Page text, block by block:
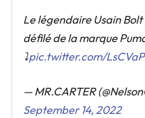
Le légendaire Usain
défilé de la marque
⤵️pic.twitter.com/
— MR.CARTER
September 14, 2022